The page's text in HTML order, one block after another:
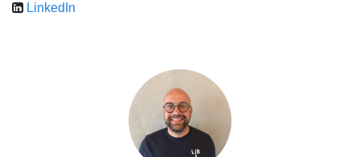
LinkedIn